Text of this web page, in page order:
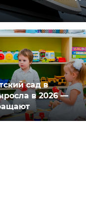
сад в
в 2026 —